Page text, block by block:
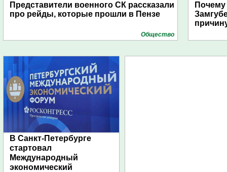
Представители военного СК рассказали
про рейды, которые прошли в Пензе
Общество
В Санкт-Петербурге
стартовал
Международный
экономический